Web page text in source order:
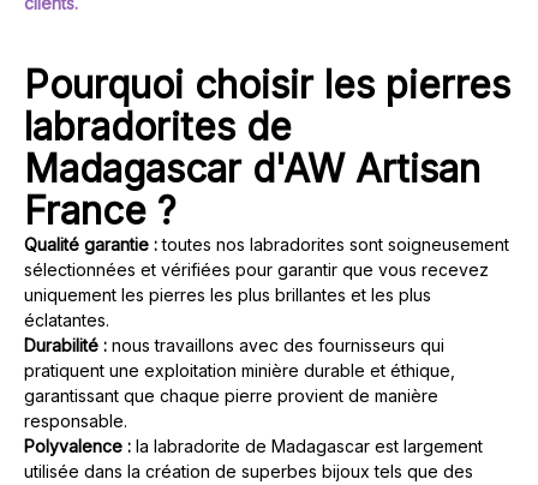
Pourquoi choisir les pierres
labradorites de
Madagascar d'AW Artisan
France ?
Qualité garantie :toutes nos labradorites sont soigneusement
sélectionnées et vérifiées pour garantir que vous recevez
uniquement les pierres les plus brillantes et les plus
éclatantes.
Durabilité : nous travaillons avec des fournisseurs qui
pratiquent une exploitation minière durable et éthique,
garantissant que chaque pierre provient de manière
responsable.
Polyvalence : la labradorite de Madagascar est largement
utilisée dans la création de superbes bijoux tels que des